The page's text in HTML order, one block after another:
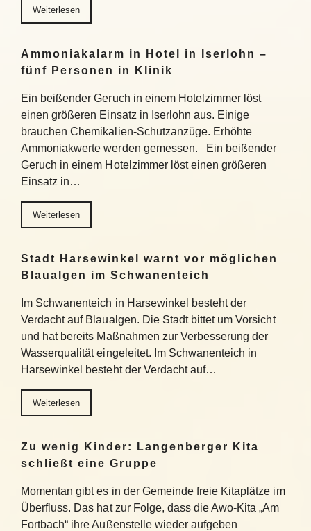
Weiterlesen
Ammoniakalarm in Hotel in Iserlohn –
fünf Personen in Klinik
Ein beißender Geruch in einem Hotelzimmer löst
einen größeren Einsatz in Iserlohn aus. Einige
brauchen Chemikalien-Schutzanzüge. Erhöhte
Ammoniakwerte werden gemessen. Ein beißender
Geruch in einem Hotelzimmer löst einen größeren
Einsatz in…
Weiterlesen
Stadt Harsewinkel warnt vor möglichen
Blaualgen im Schwanenteich
Im Schwanenteich in Harsewinkel besteht der
Verdacht auf Blaualgen. Die Stadt bittet um Vorsicht
und hat bereits Maßnahmen zur Verbesserung der
Wasserqualität eingeleitet. Im Schwanenteich in
Harsewinkel besteht der Verdacht auf…
Weiterlesen
Zu wenig Kinder: Langenberger Kita
schließt eine Gruppe
Momentan gibt es in der Gemeinde freie Kitaplätze im
Überfluss. Das hat zur Folge, dass die Awo-Kita „Am
Fortbach“ ihre Außenstelle wieder aufgeben